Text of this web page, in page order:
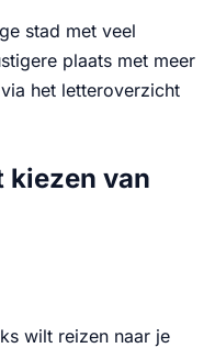
stad met veel
plaats met meer
het letteroverzicht
kiezen van
wilt reizen naar je